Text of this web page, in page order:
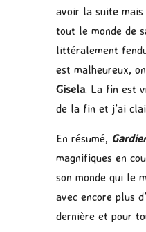
avoir la suite mais
tout le monde de
littéralement
est malheureux,
Gisela. La fin est
de la fin et j’ai
En résumé,
magnifiques en
son monde qui le
avec encore plus
dernière et pour